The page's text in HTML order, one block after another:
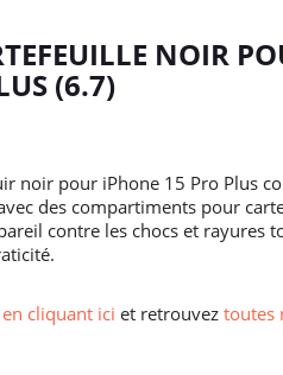
NOIR
(6.7)
noir pour iPhone 15 Pro Plus
des compartiments pour
contre les chocs et rayures
cliquant ici et retrouvez toutes